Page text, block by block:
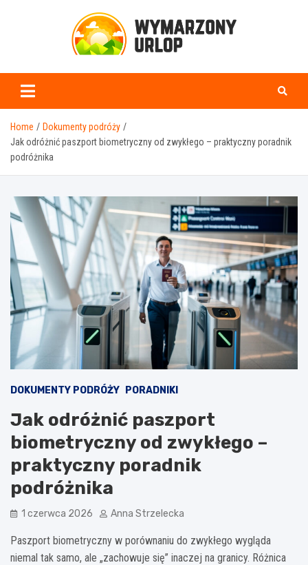
Home
Dokumenty podróży
Jak odróżnić paszport biometryczny od zwykłego – praktyczny poradnik
podróżnika
DOKUMENTY PODRÓŻY PORADNIKI
Jak odróżnić paszport
biometryczny od zwykłego –
praktyczny poradnik
podróżnika
1 czerwca 2026 Anna Strzelecka
Paszport biometryczny w porównaniu do zwykłego wygląda
niemal tak samo, ale „zachowuje się” inaczej na granicy. Różnica